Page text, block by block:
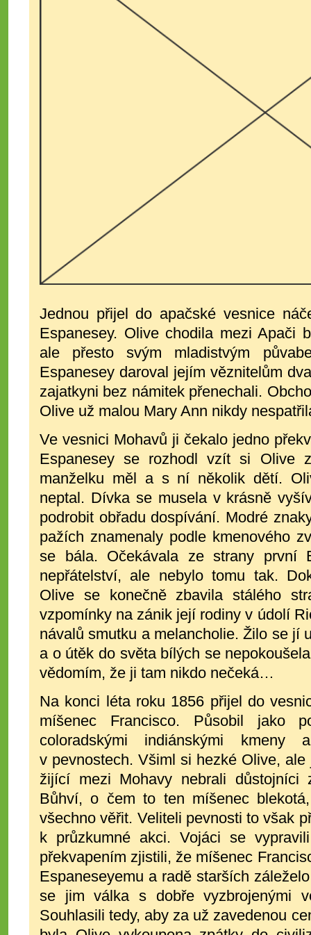
Jednou přijel do apačské vesnice
Espanesey. Olive chodila mezi Apači
ale přesto svým mladistvým
Espanesey daroval jejím věznitelům
zajatkyni bez námitek přenechali.
Olive už malou Mary Ann nikdy
Ve vesnici Mohavů ji čekalo jedno
Espanesey se rozhodl vzít si Olive
manželku měl a s ní několik dětí.
neptal. Dívka se musela v krásně
podrobit obřadu dospívání. Modré
pažích znamenaly podle kmenového
se bála. Očekávala ze strany první
nepřátelství, ale nebylo tomu tak.
Olive se konečně zbavila stálého
vzpomínky na zánik její rodiny v údolí
návalů smutku a melancholie. Žilo se jí
a o útěk do světa bílých se
vědomím, že ji tam nikdo nečeká…
Na konci léta roku 1856 přijel do
míšenec Francisco. Působil jako
coloradskými indiánskými kmeny
v pevnostech. Všiml si hezké Olive,
žijící mezi Mohavy nebrali
Bůhví, o čem to ten míšenec
všechno věřit. Veliteli pevnosti to však
k průzkumné akci. Vojáci se
překvapením zjistili, že míšenec
Espaneseyemu a radě starších
se jim válka s dobře vyzbrojenými
Souhlasili tedy, aby za už zavedenou